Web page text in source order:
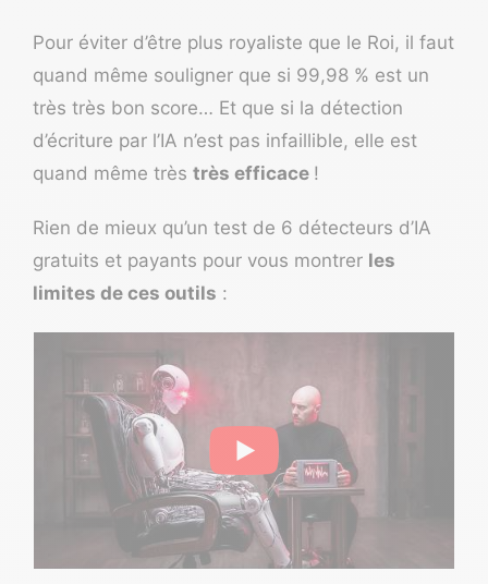
Pour éviter d’être plus royaliste que le Roi, il faut
quand même souligner que si 99,98 % est un
très très bon score… Et que si la détection
d’écriture par l’IA n’est pas infaillible, elle est
quand même très très efficace !
Rien de mieux qu’un test de 6 détecteurs d’IA
gratuits et payants pour vous montrer les
limites de ces outils :